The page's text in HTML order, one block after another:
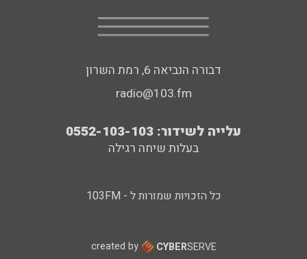
דבורה הנביאה 6, רמת השרון
radio@103.fm
עלייה לשידור: 0552-103-103
בעלות שיחה רגילה
כל הזכויות שמורות ל - 103FM
created by CYBERSERVE